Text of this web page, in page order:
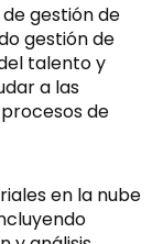
gestión de
gestión de
talento y
a las
de
en la nube